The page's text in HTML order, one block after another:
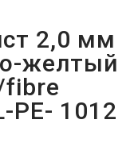
2,0 мм
желтый
fibre
PE- 1012